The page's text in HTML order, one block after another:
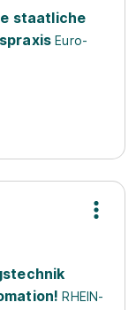
staatliche
Euro-
RHEIN-